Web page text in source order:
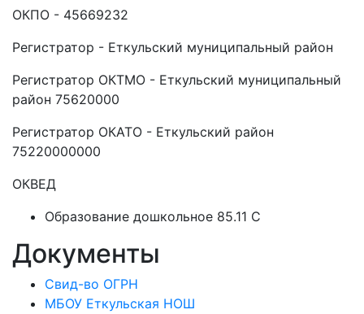
ОКПО - 45669232
Регистратор - Еткульский муниципальный район
Регистратор ОКТМО - Еткульский муниципальный
район 75620000
Регистратор ОКАТО - Еткульский район
75220000000
ОКВЕД
Образование дошкольное 85.11 C
Документы
Свид-во ОГРН
МБОУ Еткульская НОШ